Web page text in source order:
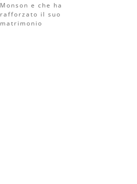
Monson e che ha
rafforzato il suo
matrimonio